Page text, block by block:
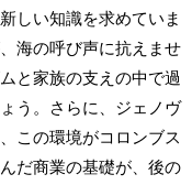
しい知識を求めていま
海の呼び声に抗えませ
と家族の支えの中で過
う。さらに、ジェノヴ
この環境がコロンブス
だ商業の基礎が、後の